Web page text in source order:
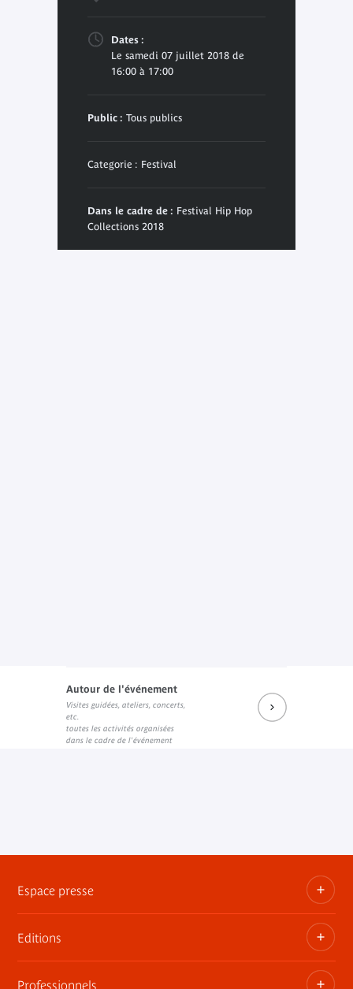
Dates :
Le samedi 07 juillet 2018 de
16:00 à 17:00
Public : Tous publics
Categorie : Festival
Dans le cadre de : Festival Hip Hop
Collections 2018
Autour de l'événement
Visites guidées, ateliers, concerts,
etc.
toutes les activités organisées
dans le cadre de l'événement
Espace presse
Dossiers, communiqués, bandes annonces
Contact presse
Editions
Professionnels